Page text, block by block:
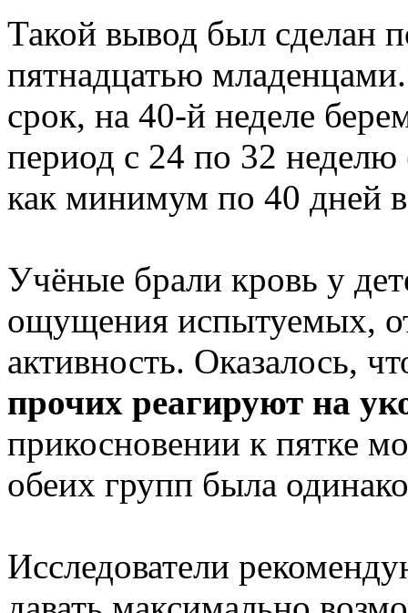
Такой вывод был сделан
пятнадцатью
срок, на 40-й неделе
период с 24 по 32
как минимум по 40 дней
Учёные брали кровь у
ощущения испытуемых,
активность. Оказалось,
прочих реагируют на
прикосновении к пятке
обеих групп была
Исследователи